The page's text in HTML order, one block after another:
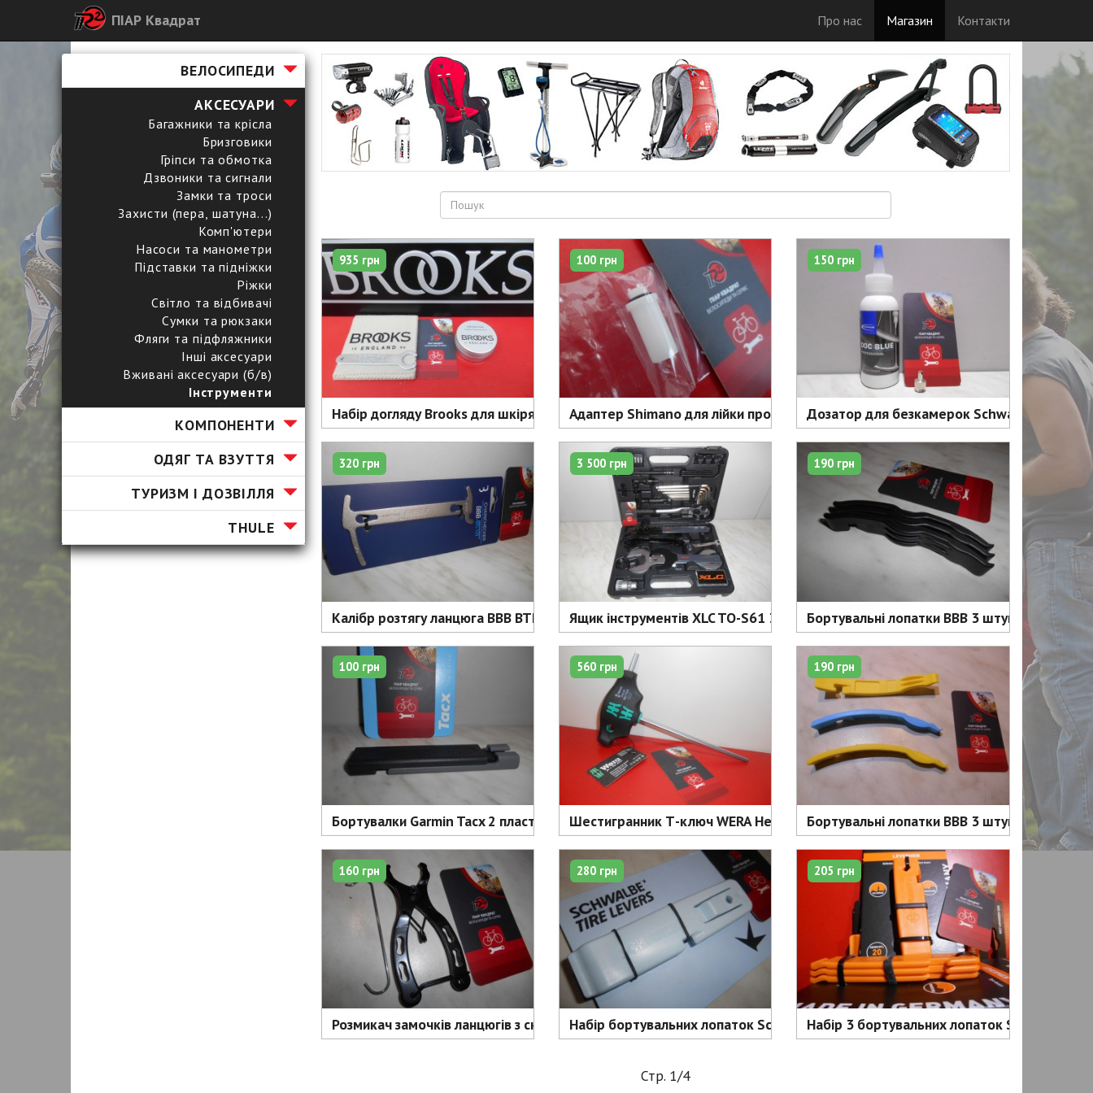
ПІАР Квадрат Про нас Магазин Контакти
ВЕЛОСИПЕДИ
АКСЕСУАРИ
Багажники та крісла
Бризговики
Гріпси та обмотка
Дзвоники та сигнали
Замки та троси
Захисти (пера, шатуна...)
Комп'ютери
Насоси та манометри
Підставки та підніжки
Ріжки
Світло та відбивачі
Сумки та рюкзаки
Фляги та підфляжники
Інші аксесуари
Вживані аксесуари (б/в)
Інструменти
КОМПОНЕНТИ
ОДЯГ ТА ВЗУТТЯ
ТУРИЗМ І ДОЗВІЛЛЯ
ТHULE
Набір догляду Brooks для шкіряних сідел - 935 грн
935 грн
Адаптер Shimano для лійки прокачування гальм дуалів - 100 грн
100 грн
Дозатор для безкамерок Schwalbe Doc
150 грн
Калібр розтягу ланцюга BBB BTL-125 - 320 грн
320 грн
Ящик інструментів XLC TO-S61 37 предметів - 3500 грн
3 500 грн
Бортувальні лопатки BBB 3 штуки, чорні,
190 грн
Бортувалки Garmin Tacx 2 пластикові, 100 мм - 100 грн
100 грн
Шестигранник Т-ключ WERA Hex Plus 5 мм x 150 мм - 560 грн
560 грн
Бортувальні лопатки BBB 3 штуки - 190 грн
190 грн
Розмикач замочків ланцюгів з скобою - 160 грн
160 грн
Набір бортувальних лопаток Schwalbe 3 штуки - 280 грн
280 грн
Набір 3 бортувальних лопаток SKS Tyre
205 грн
Стр. 1/4